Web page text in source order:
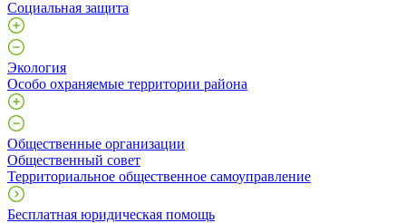
Социальная защита
Экология
Особо охраняемые территории района
Общественные организации
Общественный совет
Территориальное общественное самоуправление
Бесплатная юридическая помощь